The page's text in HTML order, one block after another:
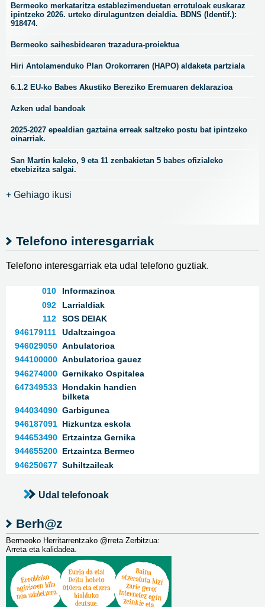
Bermeoko merkataritza establezimenduetan errotuloak euskaraz
ipintzeko 2026. urteko dirulaguntzen deialdia. BDNS (Identif.):
918474.
Bermeoko saihesbidearen trazadura-proiektua
Hiri Antolamenduko Plan Orokorraren (HAPO) aldaketa partziala
6.1.2 EU-ko Babes Akustiko Bereziko Eremuaren deklarazioa
Azken udal bandoak
2025-2027 epealdian gaztaina erreak saltzeko postu bat ipintzeko
oinarriak.
San Martin kaleko, 9 eta 11 zenbakietan 5 babes ofizialeko
etxebizitza salgai.
+ Gehiago ikusi
Telefono interesgarriak
Telefono interesgarriak eta udal telefono guztiak.
010
Informazinoa
092
Larrialdiak
112
SOS DEIAK
946179111
Udaltzaingoa
946029050 Anbulatorioa
944100000 Anbulatorioa gauez
946274000 Gernikako Ospitalea
647349533 Hondakin handien
bilketa
944034090 Garbigunea
946187091 Hizkuntza eskola
944653490 Ertzaintza Gernika
944655200 Ertzaintza Bermeo
946250677 Suhiltzaileak
Udal telefonoak
Berh@z
Bermeoko Herritarrentzako @rreta Zerbitzua:
Arreta eta kalidadea.